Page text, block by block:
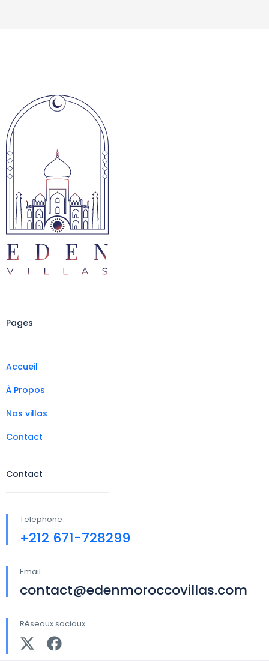
Pages
Accueil
À Propos
Nos villas
Contact
Contact
Telephone
+212 671-728299
Email
contact@edenmoroccovillas.com
Réseaux sociaux